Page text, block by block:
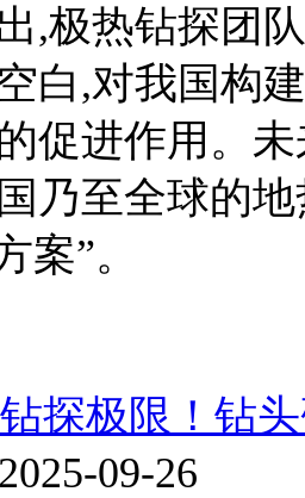
,极热钻探团
白,对我国构
促进作用。
乃至全球的
案”。
探极限！钻
2025-09-26